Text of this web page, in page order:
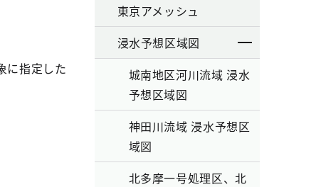
に指定した
東京アメッシュ
浸水予想区域図
城南地区河川流域 浸水
予想区域図
神田川流域 浸水予想区
域図
北多摩一号処理区、北